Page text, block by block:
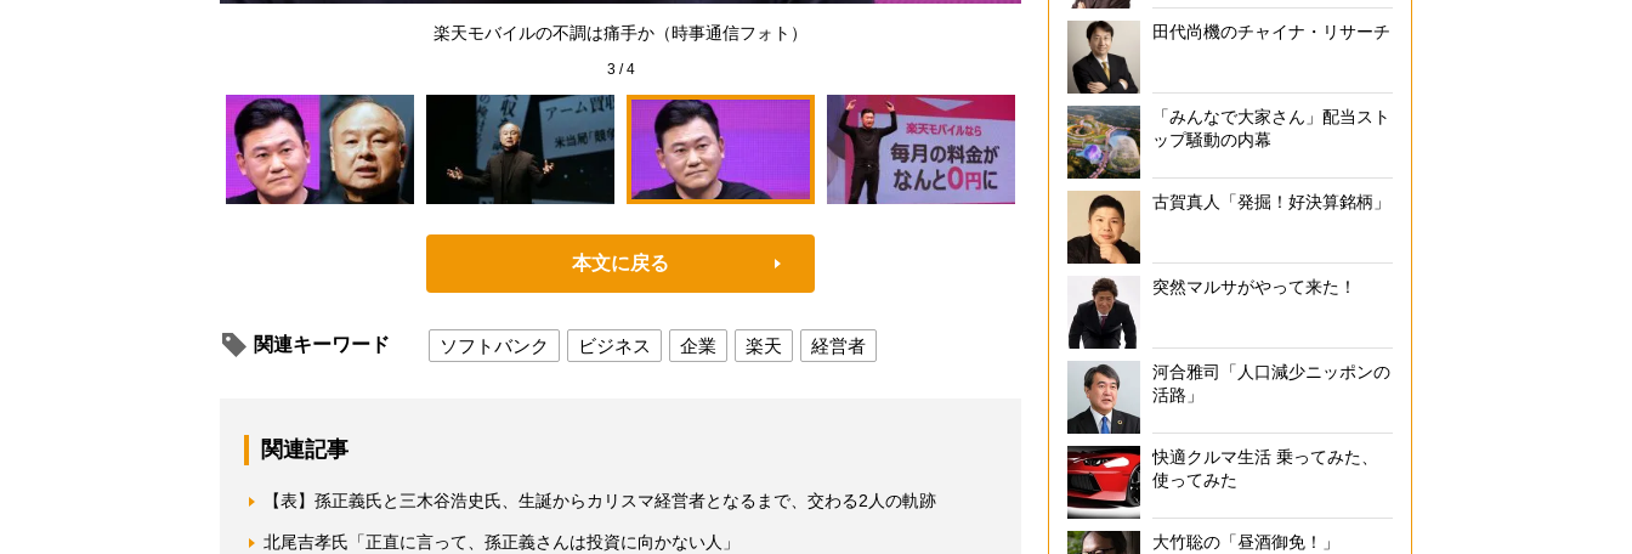
楽天モバイルの不調は痛手か（時事通信フォト） モバイル業界騒然の「0円プラン」だったが…（時事通信フ
3/4
本文に戻る
関連キーワード ソフトバンク ビジネス 企業 楽天 経営者
関連記事
【表】孫正義氏と三木谷浩史氏、生誕からカリスマ経営者となるまで、交わる2人の軌跡
北尾吉孝氏「正直に言って、孫正義さんは投資に向かない人」
田代尚機のチャイナ・リサーチ
「みんなで大家さん」配当スト
ップ騒動の内幕
古賀真人「発掘！好決算銘柄」
突然マルサがやって来た！
河合雅司「人口減少ニッポンの
活路」
快適クルマ生活 乗ってみた、
使ってみた
大竹聡の「昼酒御免！」